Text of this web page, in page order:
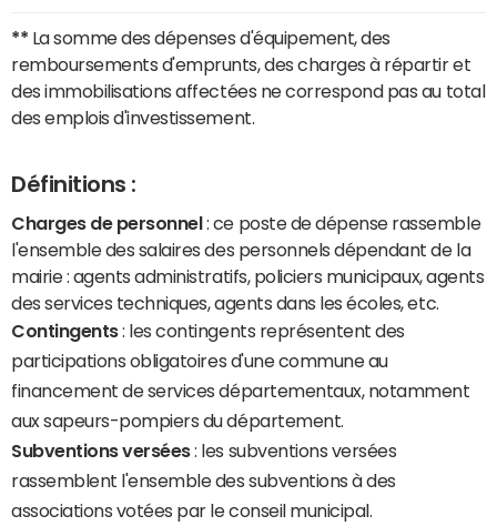
** La somme des dépenses d'équipement, des
remboursements d'emprunts, des charges à répartir et
des immobilisations affectées ne correspond pas au total
des emplois d'investissement.
Définitions :
Charges de personnel : ce poste de dépense rassemble
l'ensemble des salaires des personnels dépendant de la
mairie : agents administratifs, policiers municipaux, agents
des services techniques, agents dans les écoles, etc.
Contingents: les contingents représentent des
participations obligatoires d'une commune au
financement de services départementaux, notamment
aux sapeurs-pompiers du département.
Subventions versées: les subventions versées
rassemblent l'ensemble des subventions à des
associations votées par le conseil municipal.